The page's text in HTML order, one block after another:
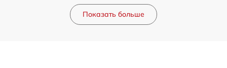
Показать больше